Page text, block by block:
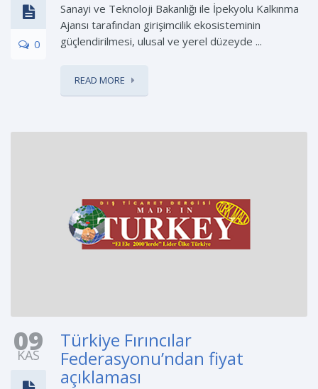
0
Sanayi ve Teknoloji Bakanlığı ile İpekyolu Kalkınma
Ajansı tarafından girişimcilik ekosisteminin
güçlendirilmesi, ulusal ve yerel düzeyde ...
READ MORE
09
KAS
Türkiye Fırıncılar
Federasyonu’ndan fiyat
açıklaması